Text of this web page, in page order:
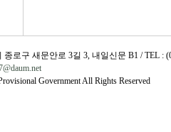
로구 새문안로 3길 3, 내일신문 B1 / TEL :
Government All Rights Reserved